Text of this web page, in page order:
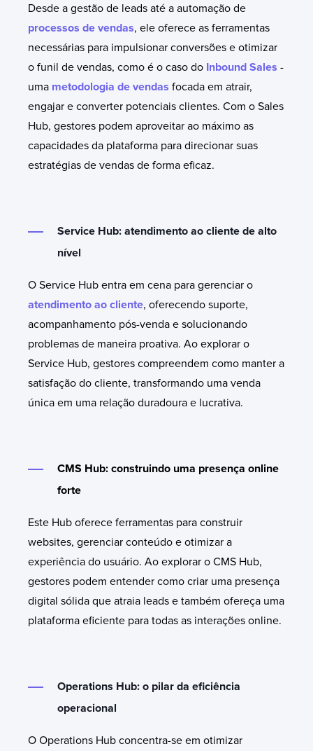
Desde a gestão de leads até a automação de
processos de vendas, ele oferece as ferramentas
necessárias para impulsionar conversões e otimizar
o funil de vendas, como é o caso do Inbound Sales -
uma metodologia de vendas focada em atrair,
engajar e converter potenciais clientes. Com o Sales
Hub, gestores podem aproveitar ao máximo as
capacidades da plataforma para direcionar suas
estratégias de vendas de forma eficaz.
Service Hub: atendimento ao cliente de alto
nível
O Service Hub entra em cena para gerenciar o
atendimento ao cliente, oferecendo suporte,
acompanhamento pós-venda e solucionando
problemas de maneira proativa. Ao explorar o
Service Hub, gestores compreendem como manter a
satisfação do cliente, transformando uma venda
única em uma relação duradoura e lucrativa.
CMS Hub: construindo uma presença online
forte
Este Hub oferece ferramentas para construir
websites, gerenciar conteúdo e otimizar a
experiência do usuário. Ao explorar o CMS Hub,
gestores podem entender como criar uma presença
digital sólida que atraia leads e também ofereça uma
plataforma eficiente para todas as interações online.
Operations Hub: o pilar da eficiência
operacional
O Operations Hub concentra-se em otimizar